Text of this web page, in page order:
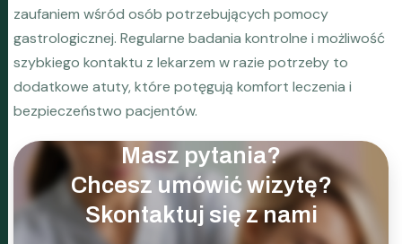
zaufaniem wśród osób potrzebujących pomocy
gastrologicznej. Regularne badania kontrolne i możliwość
szybkiego kontaktu z lekarzem w razie potrzeby to
dodatkowe atuty, które potęgują komfort leczenia i
bezpieczeństwo pacjentów.
Masz pytania?
Chcesz umówić wizytę?
Skontaktuj się z nami